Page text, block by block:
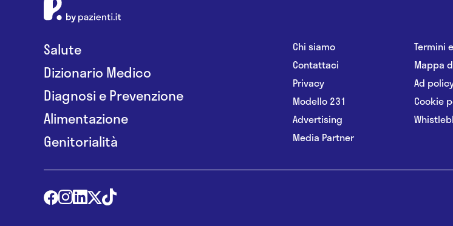
Salute
Dizionario Medico
Diagnosi e Prevenzione
Alimentazione
Genitorialità
Chi siamo
Contattaci
Privacy
Modello 231
Advertising
Media Partner
Termini
Mappa
Ad
Cookie